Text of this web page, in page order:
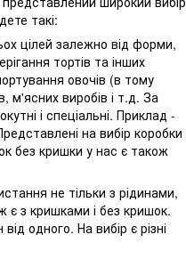
такі:
цілей залежно від форми,
тортів та інших
овочів (в тому
м'ясних виробів і т.д. За
і спеціальні. Приклад -
на вибір коробки
без кришки у нас є також
не тільки з рідинами,
є з кришками і без кришок.
одного. На вибір є різні